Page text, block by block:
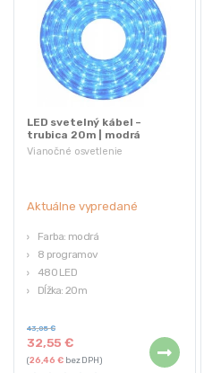
Vianočné osvetlenie
LED svetelný kábel –
trubica 20m | modrá
Aktuálne vypredané
Farba: modrá
8 programov
480 LED
Dĺžka: 20m
32,55€
43,05€
(26,46€bez DPH)